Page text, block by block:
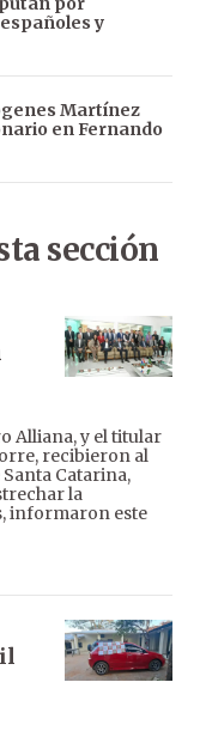
y
Martínez
en Fernando
sección
Alliana, y el titular
recibieron al
Catarina,
la
informaron este